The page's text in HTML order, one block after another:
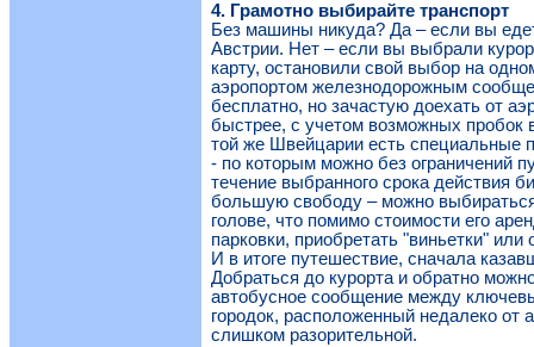
4. Грамотно выбирайте транспорт
Без машины никуда? Да – если вы
Австрии. Нет – если вы выбрали
карту, остановили свой выбор на
аэропортом железнодорожным
бесплатно, но зачастую доехать от
быстрее, с учетом возможных пробок
той же Швейцарии есть специальные
- по которым можно без ограничений
течение выбранного срока действия
большую свободу – можно
голове, что помимо стоимости его
парковки, приобретать "виньетки"
И в итоге путешествие, сначала
Добраться до курорта и обратно
автобусное сообщение между
городок, расположенный недалеко от
слишком разорительной.